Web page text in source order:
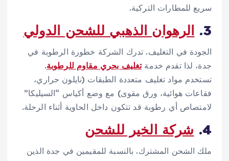
سريع للمطارات التركية.
3. الرهوان الذهبي للشحن الدولي
الجودة في التغليف. تدرك الشركة خطورة الرطوبة في
جدة، لذا تقدم خدمةتغليف بحري مقاوم للرطوبة.
تستخدم مواد تغليف متعددة الطبقات (نايلون حراري،
فقاعات هوائية، ورق مقوى) مع وضع أكياس “السيليكا”
لامتصاص أي رطوبة قد تتكون داخل الحاوية أثناء الرحلة.
4. شركة الخير للشحن
ملك الشحن المشترك. بالنسبة للمقيمين في جدة الذين